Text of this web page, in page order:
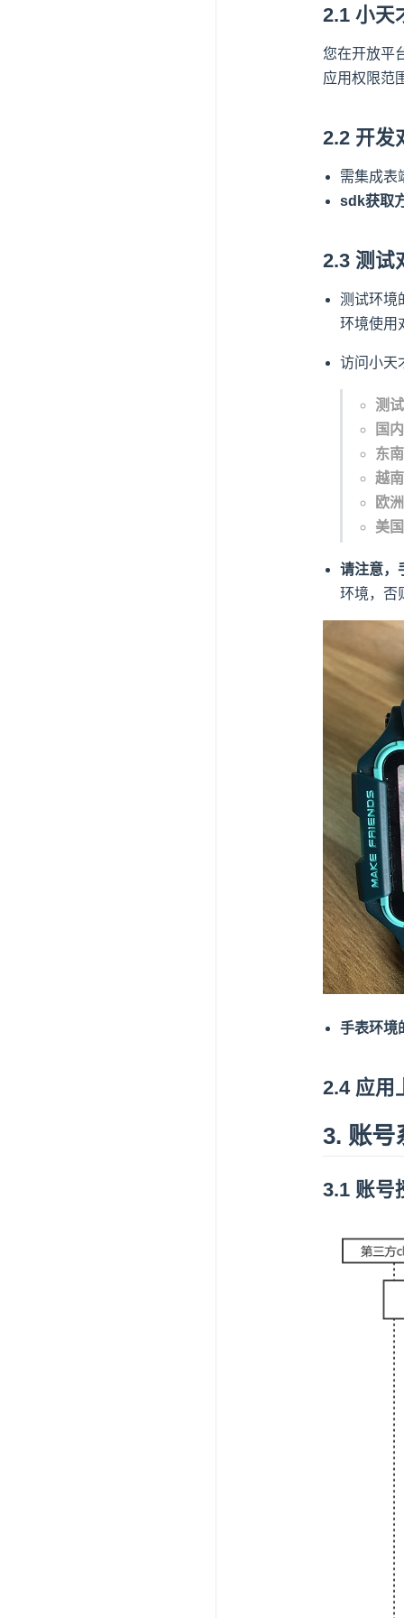
2.1 小天
您在开放平
应用权限范
2.2 开发
需集成表
sdk获取
2.3 测试
测试环境
环境使用
访问小天
测
国
东
越
欧
美
请注意，
环境，否
手表环境
2.4 应用
3. 账号
3.1 账号